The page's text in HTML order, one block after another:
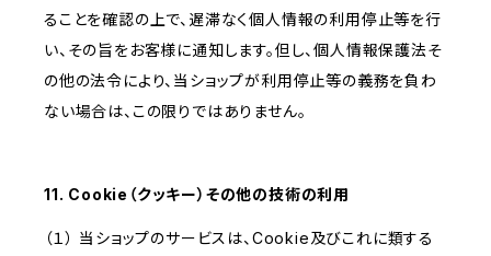
ることを確認の上で、遅滞なく個人情報の利用停止等を行
い、その旨をお客様に通知します。但し、個人情報保護法そ
の他の法令により、当ショップが利用停止等の義務を負わ
ない場合は、この限りではありません。
11. Cookie（クッキー）その他の技術の利用
（１） 当ショップのサービスは、Cookie及びこれに類する